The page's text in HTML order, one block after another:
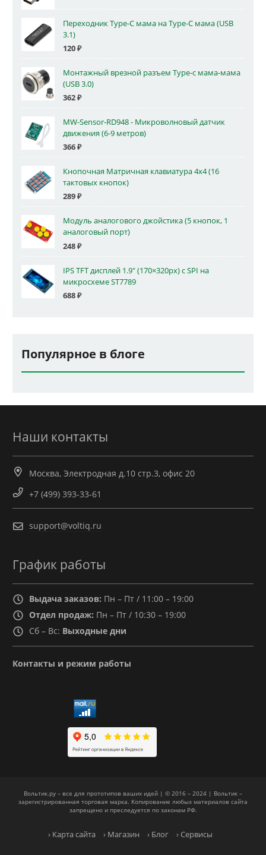
Переходник Type-C мама на Type-C мама (USB
3.1)
120₽
Монтажный врезной разъем Type-c мама-мама
(USB 3.0)
362₽
MW-Sensor-RD948 - Микроволновый датчик
движения (6-9 метров)
366₽
Кнопочная Матричная клавиатура 4x4 (16
тактовых кнопок)
289₽
Модуль аналогового джойстика (5 кнопок, 1
аналоговый порт)
248₽
IPS TFT дисплей 1.9" (170×320px) с SPI на
микросхеме ST7789
688₽
Популярное в блоге
Наши контакты
Москва, Электродная д.10 стр.3, офис 20
+7 (499) 393-33-61
support@voltiq.ru
График работы
Выдача заказов: Пн – Пт / 11:00 – 19:00
Отдел продаж: Пн – Пт / 10:30 – 19:00
Сб – Вс: Выходные дни
Контакты и режим работы
Вольтик.ру – все для прототипов ваших идей | © 2016 – 2024 | Вольтик –
зарегистрированная торговая марка. Копирование любых материалов сайта
запрещено и преследуется по законам РФ.
› Карта сайта › Магазин › Блог › Сервисы